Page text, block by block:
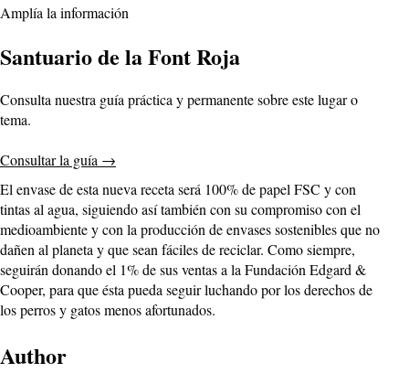
Amplía la información
Santuario de la Font Roja
Consulta nuestra guía práctica y permanente sobre este lugar o
tema.
Consultar la guía →
El envase de esta nueva receta será 100% de papel FSC y con
tintas al agua, siguiendo así también con su compromiso con el
medioambiente y con la producción de envases sostenibles que no
dañen al planeta y que sean fáciles de reciclar. Como siempre,
seguirán donando el 1% de sus ventas a la Fundación Edgard &
Cooper, para que ésta pueda seguir luchando por los derechos de
los perros y gatos menos afortunados.
Author